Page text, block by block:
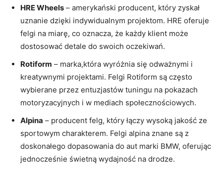
HRE Wheels – amerykański producent, który zyskał
uznanie dzięki indywidualnym projektom. HRE oferuje
felgi na miarę, co oznacza, że każdy klient może
dostosować detale do swoich oczekiwań.
Rotiform – marka,która wyróżnia się odważnymi i
kreatywnymi projektami. Felgi Rotiform są często
wybierane przez entuzjastów tuningu na pokazach
motoryzacyjnych i w mediach społecznościowych.
Alpina – producent felg, który łączy wysoką jakość ze
sportowym charakterem. Felgi alpina znane są z
doskonałego dopasowania do aut marki BMW, oferując
jednocześnie świetną wydajność na drodze.